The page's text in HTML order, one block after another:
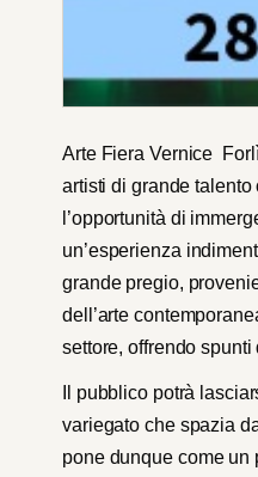
Arte Fiera Vernice
artisti di grande
l’opportunità di
un’esperienza
grande pregio,
dell’arte
settore, offrendo
Il pubblico potrà
variegato che spazia
pone dunque come un